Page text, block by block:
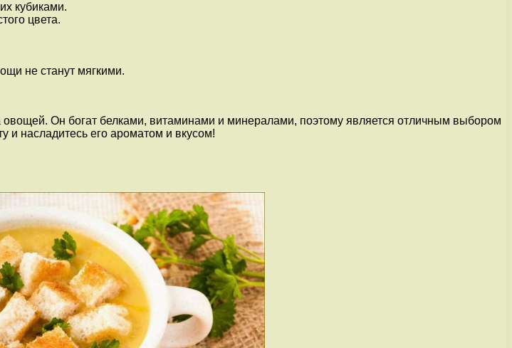
кубиками.
цвета.
не станут мягкими.
Он богат белками, витаминами и минералами, поэтому является отличным выбором
и насладитесь его ароматом и вкусом!